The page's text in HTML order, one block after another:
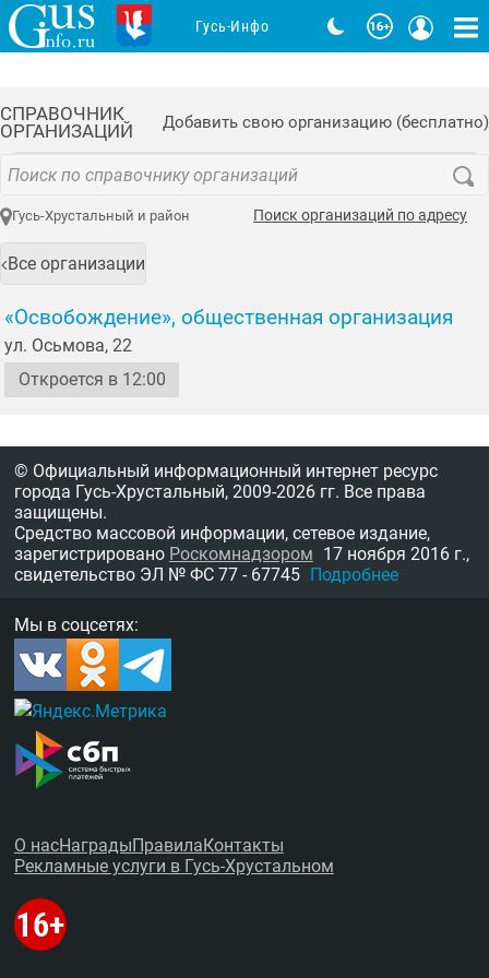
СПРАВОЧНИК
ОРГАНИЗАЦИЙ
Добавить свою организацию (бесплатно)
Гусь-Хрустальный и район Поиск организаций по адресу
Все организации
«Освобождение», общественная организация
ул. Осьмовa, 22
Откроется в 12:00
Гусь-Инфо
© Официальный информационный интернет ресурс
города Гусь-Хрустальный, 2009-2026 гг. Все права
защищены.
Средство массовой информации, сетевое издание,
зарегистрировано Роскомнадзором 17 ноября 2016 г.,
свидетельство ЭЛ № ФС 77 - 67745 Подробнее
Мы в соцсетях:
О насНаграды Правила Контакты
Рекламные услуги в Гусь-Хрустальном